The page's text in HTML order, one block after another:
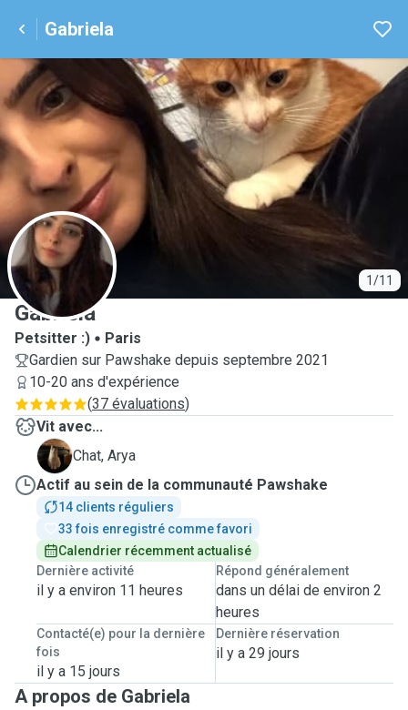
Gabriela
1/11
G
Gabriela
Petsitter :)
Paris
Gardien sur Pawshake depuis septembre 2021
10-20 ans d'expérience
(37 évaluations)
Vit avec...
A
Chat, Arya
Actif au sein de la communauté Pawshake
14 clients réguliers
33 fois enregistré comme favori
Calendrier récemment actualisé
Dernière activité
il y a environ 11 heures
Répond généralement
dans un délai de environ 2
heures
Contacté(e) pour la dernière
fois
il y a 15 jours
Dernière réservation
il y a 29 jours
A propos de Gabriela